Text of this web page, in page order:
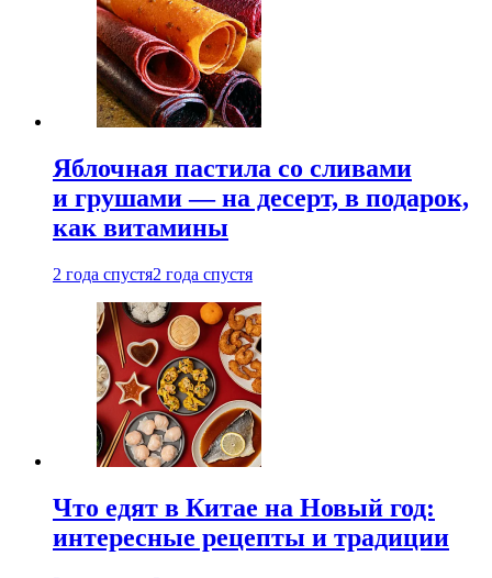
Яблочная пастила со сливами
и грушами — на десерт, в подарок,
как витамины
2 года спустя2 года спустя
Что едят в Китае на Новый год:
интересные рецепты и традиции